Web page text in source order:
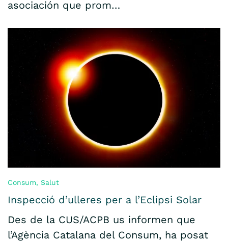
asociación que prom…
Consum, Salut
Inspecció d’ulleres per a l’Eclipsi Solar
Des de la CUS/ACPB us informen que
l’Agència Catalana del Consum, ha posat